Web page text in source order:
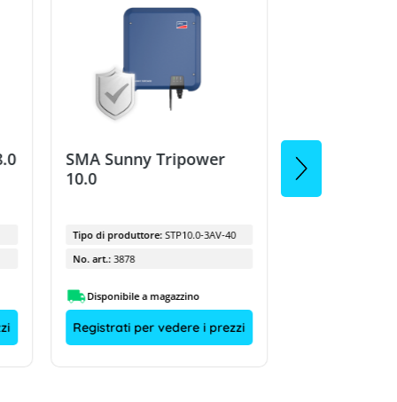
SMA Sunny Tripower
10.0
Tipo di produttore: STP10.0-3AV-40
No. art.: 3878
Disponibile a magazzino
Registrati per vedere i prezzi
SMA Sunny
15